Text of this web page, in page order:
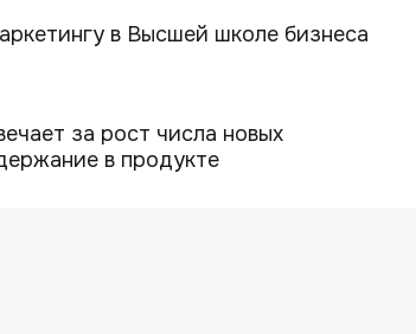
в Высшей школе бизнеса
за рост числа новых
в продукте